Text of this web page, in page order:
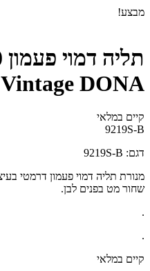
מבצע!
Vintage DONA
קיים במלאי‬
9219S-B
דגם: 9219S-B
שחור מט בפנים לבן.
.
.
קיים במלאי